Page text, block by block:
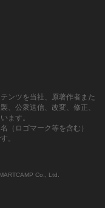
ンツを当社、原著作者また
、公衆送信、改変、修正、
ます。
（ロゴマーク等を含む）
。
Co., Ltd.